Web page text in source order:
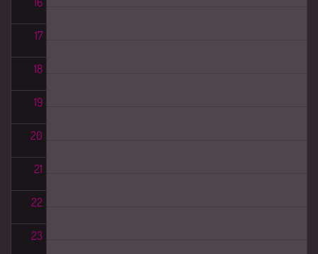
17
18
19
20
21
22
23